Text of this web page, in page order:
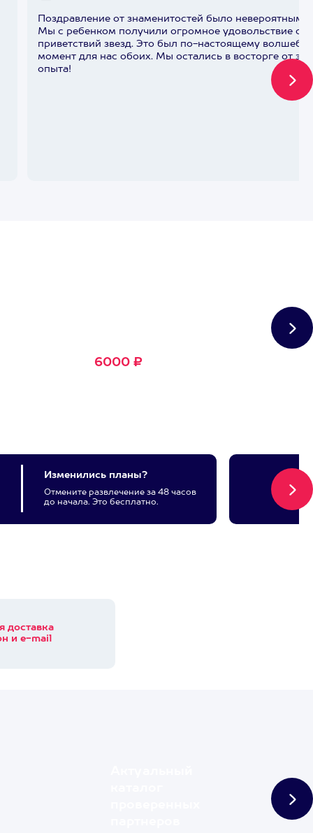
Поздравление от знаменитостей было невероятным!
Мы с ребенком получили огромное удовольствие от
приветствий звезд. Это был по-настоящему
момент для нас обоих. Мы остались в восторге от
опыта!
6000 ₽
Изменились планы?
Отмените развлечение за 48 часов
до начала. Это бесплатно.
доставка
и e-mail